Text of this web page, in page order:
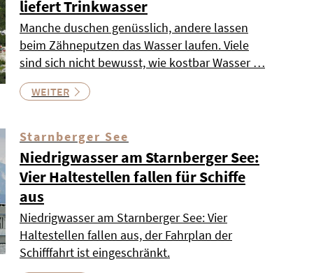
liefert Trinkwasser
Manche duschen genüsslich, andere lassen
beim Zähneputzen das Wasser laufen. Viele
sind sich nicht bewusst, wie kostbar Wasser …
WEITER
Starnberger See
Niedrigwasser am Starnberger See:
Vier Haltestellen fallen für Schiffe
aus
Niedrigwasser am Starnberger See: Vier
Haltestellen fallen aus, der Fahrplan der
Schifffahrt ist eingeschränkt.